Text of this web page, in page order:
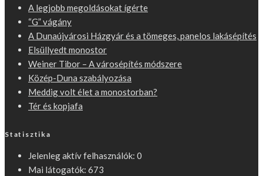
A legjobb megoldásokat ígérte
“G” vágány
A Dunaújvárosi Házgyár és a tömeges, panelos lakásépítés
Elsüllyedt monostor
Weiner Tibor – A városépítés módszere
Közép-Duna szabályozása
Meddig volt élet a monostorban?
Tér és kopjafa
Statisztika
Jelenleg aktív felhasználók: 0
Mai látogatók: 673